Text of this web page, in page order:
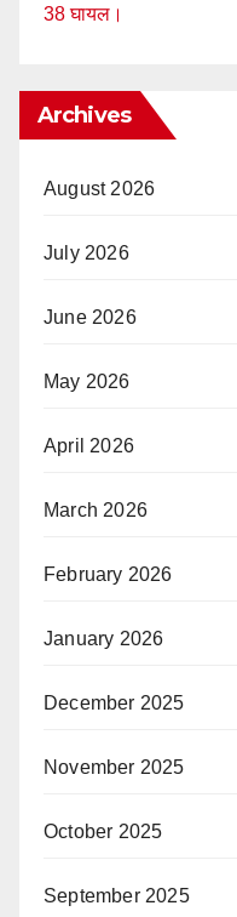
38 घायल।
Archives
August 2026
July 2026
June 2026
May 2026
April 2026
March 2026
February 2026
January 2026
December 2025
November 2025
October 2025
September 2025